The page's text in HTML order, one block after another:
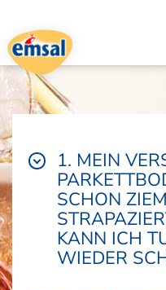
Logo emsal
1. MEIN
SCHON
KANN ICH
WIEDER